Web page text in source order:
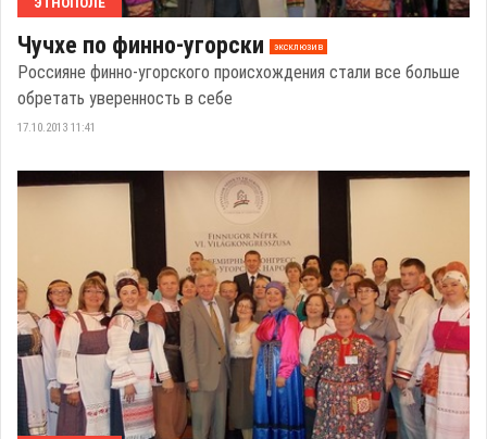
Чучхе по финно-угорски эксклюзив
Россияне финно-угорского происхождения стали все больше
обретать уверенность в себе
17.10.2013 11:41